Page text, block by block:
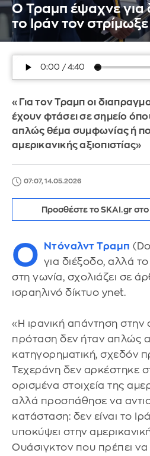
Ο Τραμπ έψαχνε για
το Ιράν τον
«Για τον Τραμπ οι
έχουν φτάσει σε σημείο
απλώς θέμα συμφωνίας ή
αμερικανικής αξιοπιστίας»
07:07, 14.05.2026
Προσθέστε το SKAI.gr στο
Ο Ντόναλντ Τραμπ
για διέξοδο, αλλά
στη γωνία, σχολιάζει σε
ισραηλινό δίκτυο ynet.
«Η ιρανική απάντηση στην
πρόταση δεν ήταν απλώς
κατηγορηματική, σχεδόν
Τεχεράνη δεν αρκέστηκε
ορισμένα στοιχεία της
αλλά προσπάθησε να
κατάσταση: δεν είναι το
υποκύψει στην
Ουάσιγκτον που πρέπει να